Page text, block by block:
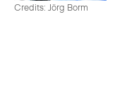
Credits: Jörg Borm